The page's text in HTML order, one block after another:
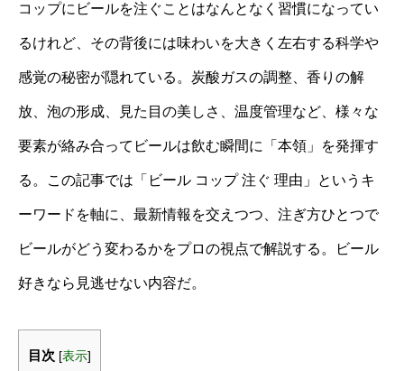
コップにビールを注ぐことはなんとなく習慣になってい
るけれど、その背後には味わいを大きく左右する科学や
感覚の秘密が隠れている。炭酸ガスの調整、香りの解
放、泡の形成、見た目の美しさ、温度管理など、様々な
要素が絡み合ってビールは飲む瞬間に「本領」を発揮す
る。この記事では「ビール コップ 注ぐ 理由」というキ
ーワードを軸に、最新情報を交えつつ、注ぎ方ひとつで
ビールがどう変わるかをプロの視点で解説する。ビール
好きなら見逃せない内容だ。
目次 [表示]